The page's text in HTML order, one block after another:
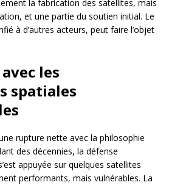
la fabrication des satellites, mais
et une partie du soutien initial. Le
à d’autres acteurs, peut faire l’objet
les
spatiales
rupture nette avec la philosophie
des décennies, la défense
appuyée sur quelques satellites
performants, mais vulnérables. La